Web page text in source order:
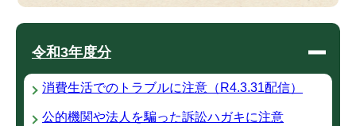
令和3年度分
消費生活でのトラブルに注意（R4.3.31配信）
公的機関や法人を騙った訴訟ハガキに注意